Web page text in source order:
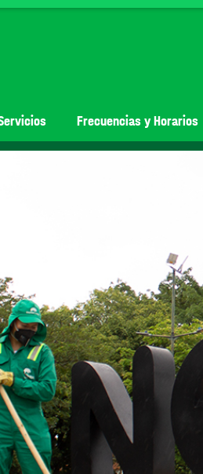
Frecuencias y Horarios